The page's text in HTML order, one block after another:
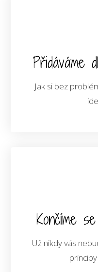
Přidáváme
Jak si bez
Končíme
Už nikdy vás